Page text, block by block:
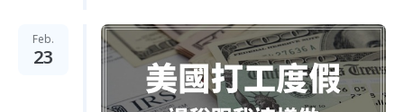
Feb.
23